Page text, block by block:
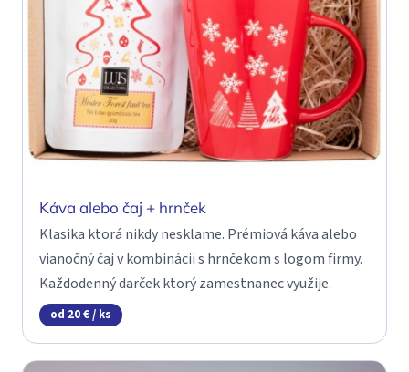
Káva alebo čaj + hrnček
Klasika ktorá nikdy nesklame. Prémiová káva alebo
vianočný čaj v kombinácii s hrnčekom s logom firmy.
Každodenný darček ktorý zamestnanec využije.
od 20 € / ks